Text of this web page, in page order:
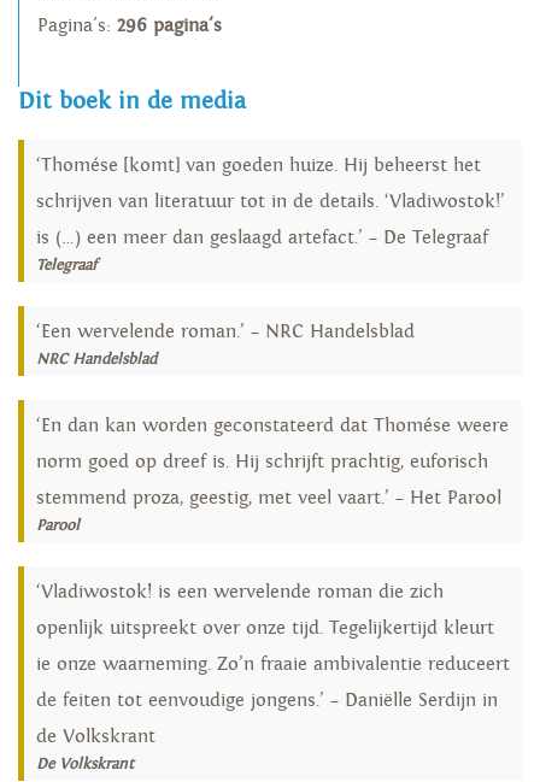
Pagina's: 296 pagina's
Dit boek in de media
‘Thomése [komt] van goeden huize. Hij beheerst het
schrijven van literatuur tot in de details. ‘Vladiwostok!’
is (…) een meer dan geslaagd artefact.’ – De Telegraaf
Telegraaf
‘Een wervelende roman.’ – NRC Handelsblad
NRC Handelsblad
‘En dan kan worden geconstateerd dat Thomése weere
norm goed op dreef is. Hij schrijft prachtig, euforisch
stemmend proza, geestig, met veel vaart.’ – Het Parool
Parool
‘Vladiwostok! is een wervelende roman die zich
openlijk uitspreekt over onze tijd. Tegelijkertijd kleurt
ie onze waarneming. Zo’n fraaie ambivalentie reduceert
de feiten tot eenvoudige jongens.’ – Daniëlle Serdijn in
de Volkskrant
De Volkskrant